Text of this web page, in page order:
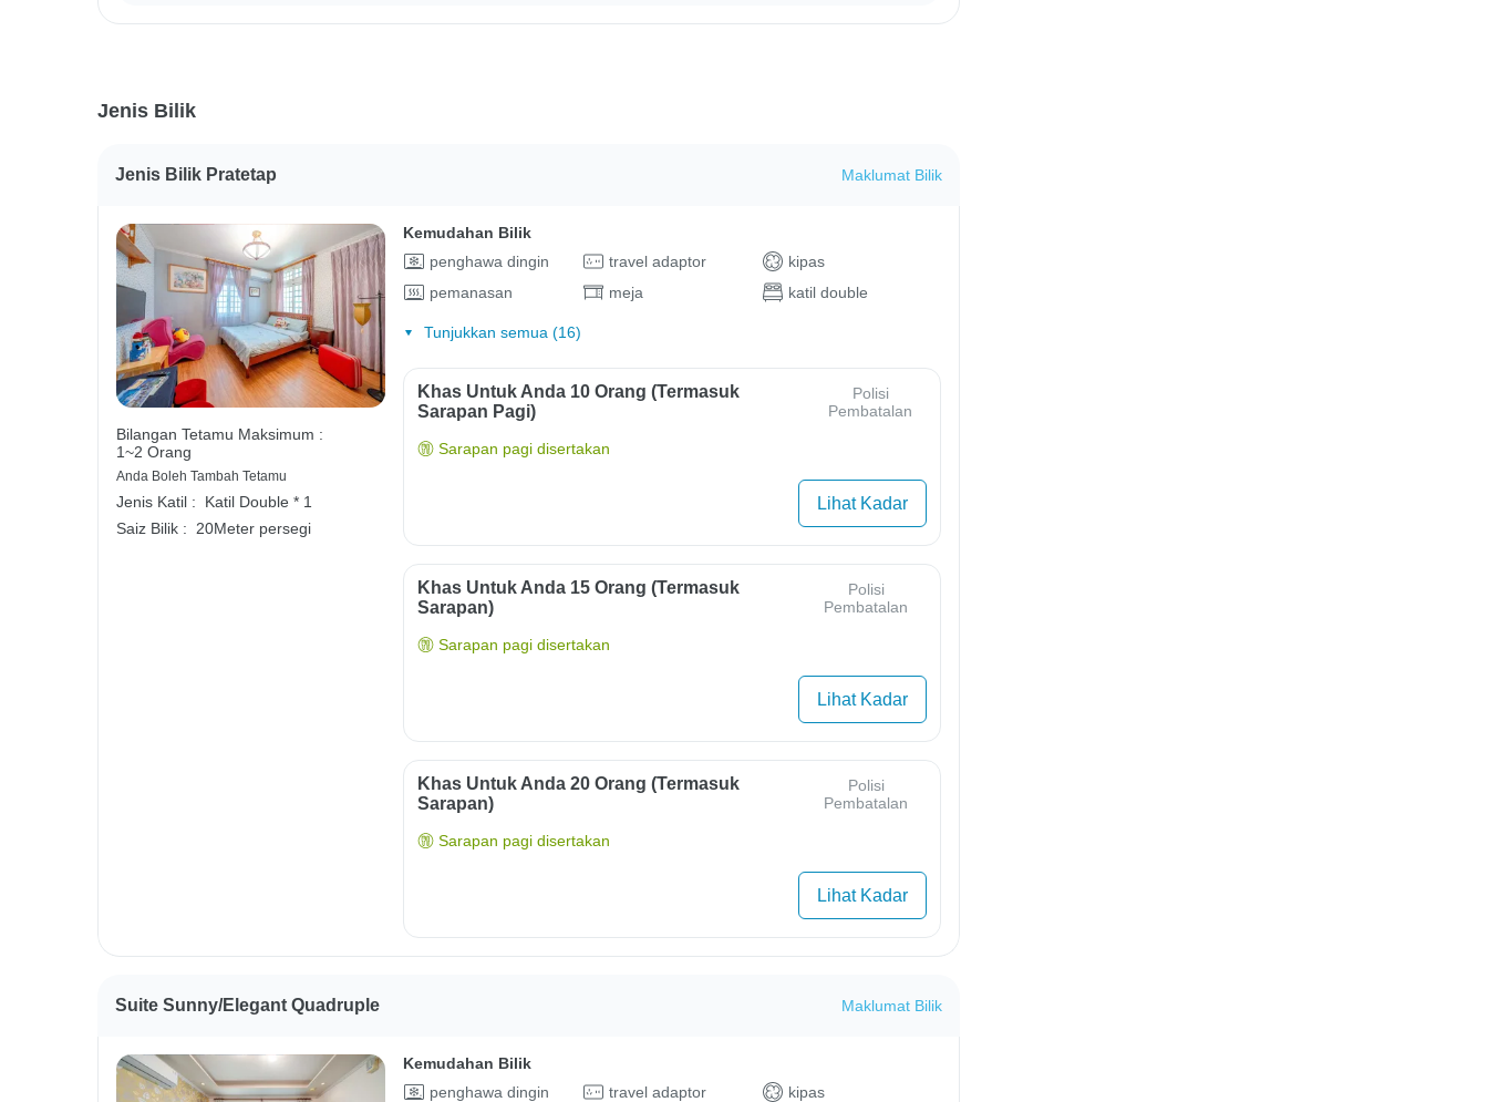
Jenis Bilik
Jenis Bilik Pratetap Maklumat Bilik
Bilangan Tetamu Maksimum :
1~2 Orang
Anda Boleh Tambah Tetamu
Jenis Katil :
Katil Double * 1
Saiz Bilik :
20Meter persegi
Kemudahan Bilik
penghawa dingin
travel adaptor
kipas
pemanasan
meja katil double
Tunjukkan semua (16)
Khas Untuk Anda 10 Orang (termasuk
Sarapan Pagi)
Polisi
Pembatalan
Sarapan pagi disertakan
Lihat Kadar
Khas Untuk Anda 15 Orang (termasuk
Sarapan)
Polisi
Pembatalan
Sarapan pagi disertakan
Lihat Kadar
Khas Untuk Anda 20 Orang (termasuk
Sarapan)
Polisi
Pembatalan
Sarapan pagi disertakan
Lihat Kadar
Suite Sunny/Elegant Quadruple Maklumat Bilik
Kemudahan Bilik
penghawa dingin
travel adaptor
kipas